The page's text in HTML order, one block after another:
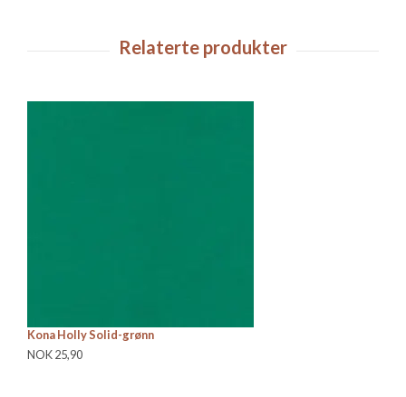
Kona Holly Solid-grønn
NOK 25,90